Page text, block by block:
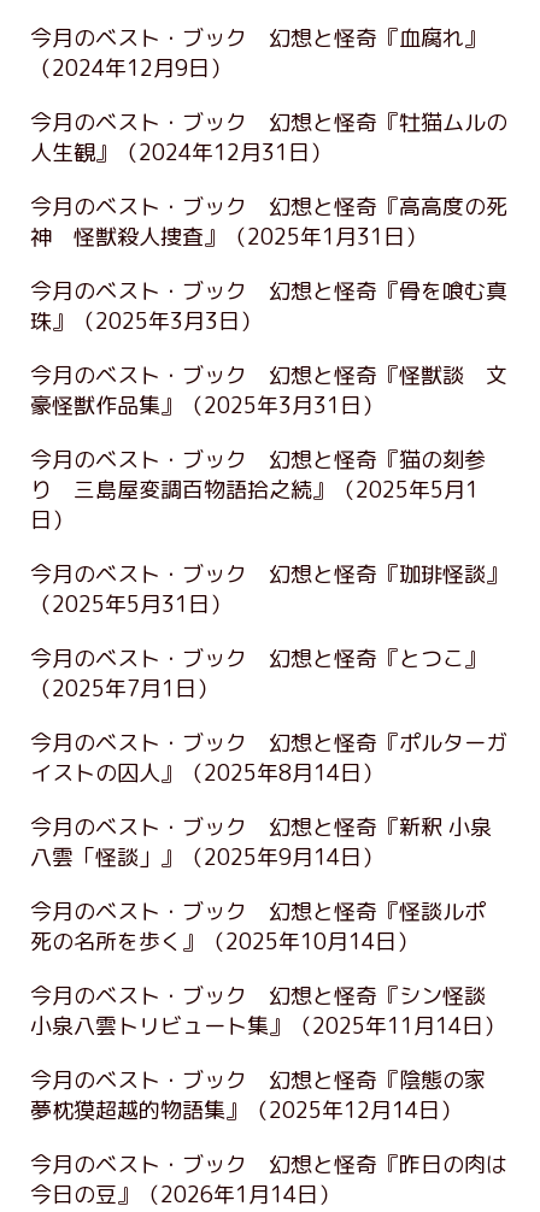
今月のベスト・ブック 幻想と怪奇『血腐れ』
（2024年12月9日）
今月のベスト・ブック 幻想と怪奇『牡猫ムルの
人生観』
（2024年12月31日）
今月のベスト・ブック 幻想と怪奇『高高度の死
神 怪獣殺人捜査』
（2025年1月31日）
今月のベスト・ブック 幻想と怪奇『骨を喰む真
珠』
（2025年3月3日）
今月のベスト・ブック 幻想と怪奇『怪獣談 文
豪怪獣作品集』
（2025年3月31日）
今月のベスト・ブック 幻想と怪奇『猫の刻参
り 三島屋変調百物語拾之続』
（2025年5月1
日）
今月のベスト・ブック 幻想と怪奇『珈琲怪談』
（2025年5月31日）
今月のベスト・ブック 幻想と怪奇『とつこ』
（2025年7月1日）
今月のベスト・ブック 幻想と怪奇『ポルターガ
イストの囚人』
（2025年8月14日）
今月のベスト・ブック 幻想と怪奇『新釈 小泉
八雲「怪談」』
（2025年9月14日）
今月のベスト・ブック 幻想と怪奇『怪談ルポ
死の名所を歩く』
（2025年10月14日）
今月のベスト・ブック 幻想と怪奇『シン怪談
小泉八雲トリビュート集』
（2025年11月14日）
今月のベスト・ブック 幻想と怪奇『陰態の家
夢枕獏超越的物語集』
（2025年12月14日）
今月のベスト・ブック 幻想と怪奇『昨日の肉は
今日の豆』
（2026年1月14日）